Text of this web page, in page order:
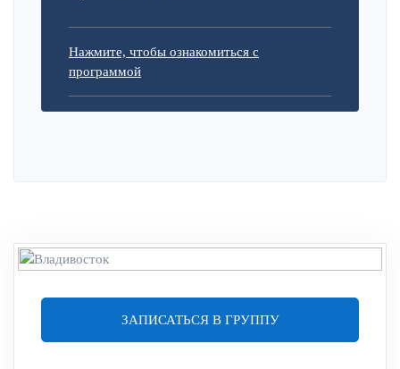
Нажмите, чтобы ознакомиться с
программой
ЗАПИСАТЬСЯ В ГРУППУ